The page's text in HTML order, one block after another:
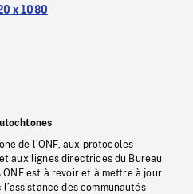
x 1080
de l’ONF, aux protocoles
aux lignes directrices du Bureau
est à revoir et à mettre à jour
des communautés